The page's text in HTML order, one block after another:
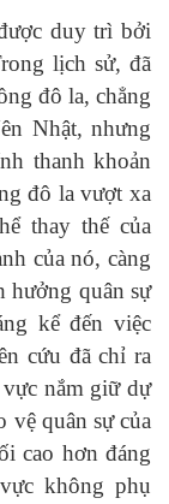
duy trì bởi
lịch sử, đã
đô la, chẳng
Nhật, nhưng
thanh khoản
đô la vượt xa
thay thế của
của nó, càng
hưởng quân sự
kể đến việc
cứu đã chỉ ra
nắm giữ dự
vệ quân sự của
cao hơn đáng
không phụ